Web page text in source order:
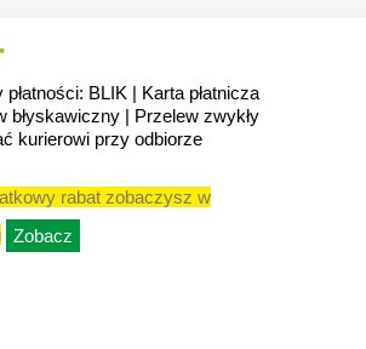
płatności: BLIK | Karta płatnicza
błyskawiczny | Przelew zwykły
kurierowi przy odbiorze
rabat zobaczysz w
Zobacz